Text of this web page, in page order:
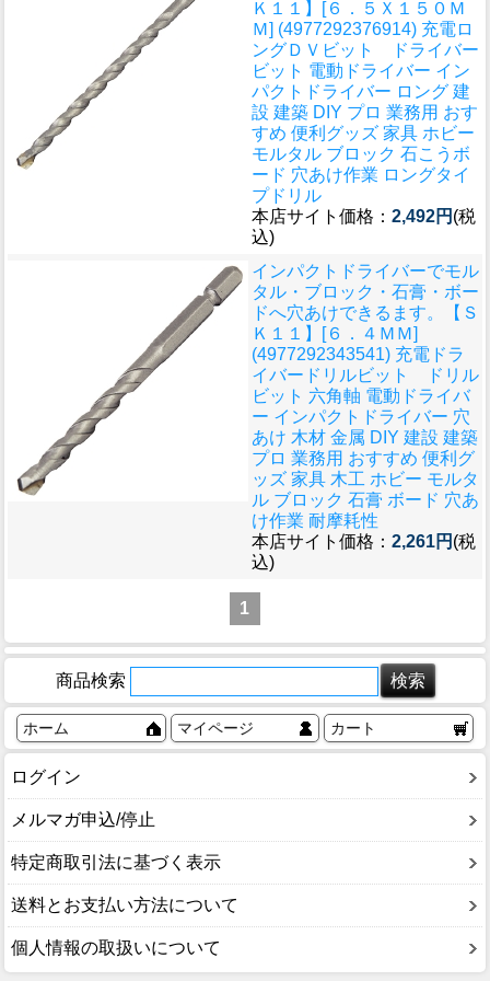
Ｋ１１】[６．５Ｘ１５０Ｍ
Ｍ] (4977292376914) 充電ロ
ングＤＶビット ドライバー
ビット 電動ドライバー イン
パクトドライバー ロング 建
設 建築 DIY プロ 業務用 おす
すめ 便利グッズ 家具 ホビー
モルタル ブロック 石こうボ
ード 穴あけ作業 ロングタイ
プドリル
本店サイト価格： 2,492円 (税
込)
インパクトドライバーでモル
タル・ブロック・石膏・ボー
ドへ穴あけできるます。
【Ｓ
Ｋ１１】[６．４ＭＭ]
(4977292343541) 充電ドラ
イバードリルビット ドリル
ビット 六角軸 電動ドライバ
ー インパクトドライバー 穴
あけ 木材 金属 DIY 建設 建築
プロ 業務用 おすすめ 便利グ
ッズ 家具 木工 ホビー モルタ
ル ブロック 石膏 ボード 穴あ
け作業 耐摩耗性
本店サイト価格： 2,261円 (税
込)
1
商品検索
ホーム マイページ カート
ログイン
メルマガ申込/停止
特定商取引法に基づく表示
送料とお支払い方法について
個人情報の取扱いについて